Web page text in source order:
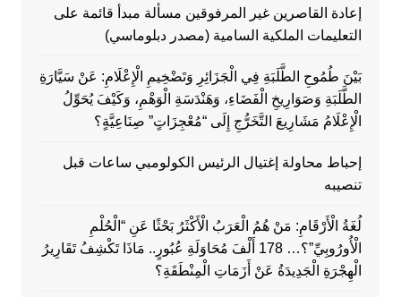
إعادة القاصرين غير المرفوقين مسألة مبدأ قائمة على
التعليمات الملكية السامية (مصدر دبلوماسي)
بَيْنَ طُمُوحِ الطَّلَبَةِ فِي الْجَزَائِرِ وَتَضْخِيمِ الْإِعْلَامِ: عَنْ سَيَّارَةِ
الطَّلَبَةِ وَصَوَارِيخِ الْفَضَاءِ، وَهَنْدَسَةِ الْوَهْمِ، وَكَيْفَ يُحَوِّلُ
الْإِعْلَامُ مَشَارِيعَ التَّخَرُّجِ إِلَى “مُعْجِزَاتٍ” صِنَاعِيَّةٍ؟
إحباط محاولة إغتيال الرئيس الكولومبي ساعات قبل
تنصيبه
لُغَةُ الْأَرْقَامِ: مَنْ هُمُ الْعَرَبُ الْأَكْثَرُ بَحْثًا عَنِ “الْحُلْمِ
الْأُورُوبِيِّ”؟… 178 أَلْفَ مُحَاوَلَةِ عُبُورٍ.. مَاذَا تَكْشِفُ تَقَارِيرُ
الْهِجْرَةِ الْجَدِيدَةُ عَنْ أَزَمَاتِ الْمِنْطَقَةِ؟